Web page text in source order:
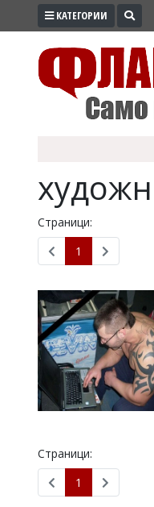
ПРОМО
ЗДРАВЕ
ПОЛИТИКА
ОБЩИНИ
ОБЩЕСТВО
ЛАЙФСТАЙЛ
ВОЙНАТА
УКРАЙНА
СПОРТ
РАЗСЛЕДВАНЕ
КАТЕГОРИИ
Страници:
1
Страници:
1